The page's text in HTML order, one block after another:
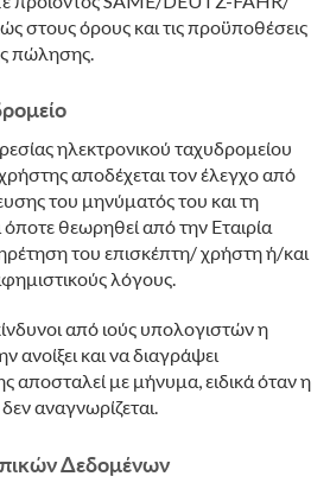
στους όρους και τις προϋποθέσεις
πώλησης.
ηλεκτρονικού ταχυδρομείου
αποδέχεται τον έλεγχο από
του μηνύματός του και τη
θεωρηθεί από την Εταιρία
του επισκέπτη/ χρήστη ή/και
λόγους.
από ιούς υπολογιστών η
ανοίξει και να διαγράψει
αποσταλεί με μήνυμα, ειδικά όταν η
αναγνωρίζεται.
Δεδομένων